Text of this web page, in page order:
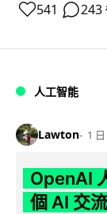
541 243
人工智能
Lawton 1 日
OpenAI
個 AI 交